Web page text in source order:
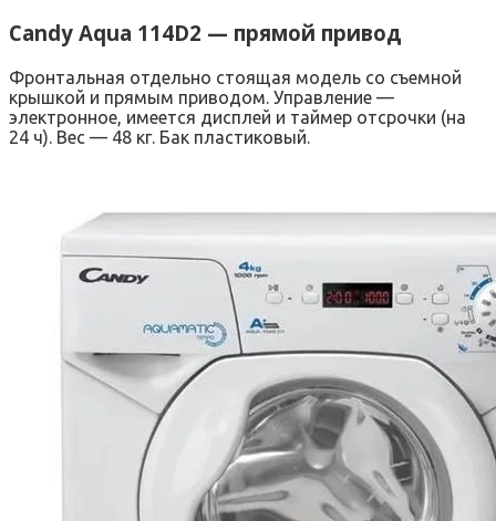
Candy Aqua 114D2 — прямой привод
Фронтальная отдельно стоящая модель со съемной
крышкой и прямым приводом. Управление —
электронное, имеется дисплей и таймер отсрочки (на
24 ч). Вес — 48 кг. Бак пластиковый.